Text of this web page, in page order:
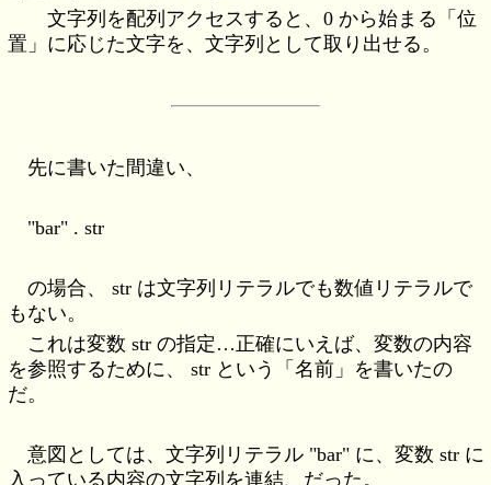
文字列を配列アクセスすると、0 から始まる「位
置」に応じた文字を、文字列として取り出せる。
先に書いた間違い、
"bar" . str
の場合、 str は文字列リテラルでも数値リテラルで
もない。
これは変数 str の指定…正確にいえば、変数の内容
を参照するために、 str という「名前」を書いたの
だ。
意図としては、文字列リテラル "bar" に、変数 str に
入っている内容の文字列を連結、だった。